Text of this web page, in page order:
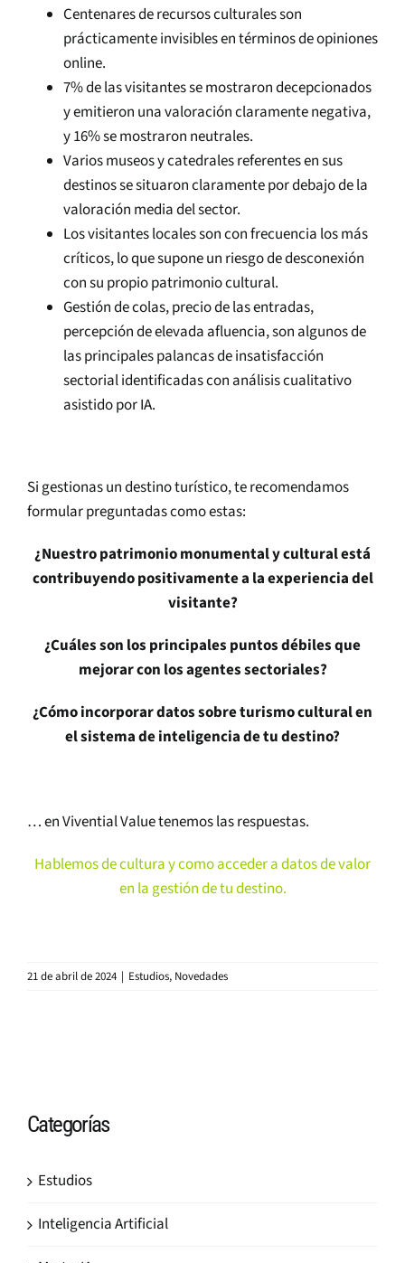
Centenares de recursos culturales son
prácticamente invisibles en términos de opiniones
online.
7% de las visitantes se mostraron decepcionados
y emitieron una valoración claramente negativa,
y 16% se mostraron neutrales.
Varios museos y catedrales referentes en sus
destinos se situaron claramente por debajo de la
valoración media del sector.
Los visitantes locales son con frecuencia los más
críticos, lo que supone un riesgo de desconexión
con su propio patrimonio cultural.
Gestión de colas, precio de las entradas,
percepción de elevada afluencia, son algunos de
las principales palancas de insatisfacción
sectorial identificadas con análisis cualitativo
asistido por IA.
Si gestionas un destino turístico, te recomendamos
formular preguntadas como estas:
¿Nuestro patrimonio monumental y cultural está
contribuyendo positivamente a la experiencia del
visitante?
¿Cuáles son los principales puntos débiles que
mejorar con los agentes sectoriales?
¿Cómo incorporar datos sobre turismo cultural en
el sistema de inteligencia de tu destino?
… en Vivential Value tenemos las respuestas.
Hablemos de cultura y como acceder a datos de valor
en la gestión de tu destino.
21 de abril de 2024 | Estudios, Novedades
Categorías
Estudios
Inteligencia Artificial